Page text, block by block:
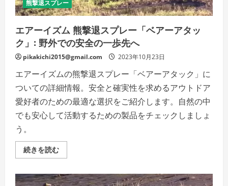
安
全
保
つ
ア
イ
テ
ム
「い
ざ
と
い
う
時
の
た
ス
プ
手
軽
熊撃退スプレー
エアーイズム 熊撃退スプレー「ベアーアタッ
ク」: 野外での安全の一歩先へ
pikakichi2015@gmail.com 2023年10月23日
エアーイズムの熊撃退スプレー「ベアーアタック」に
ついての詳細情報。安全と確実性を求めるアウトドア
愛好者のための最適な選択をご紹介します。自然の中
でも安心して活動するための製品をチェックしましょ
う。
続きを読むエ
ア
ズ